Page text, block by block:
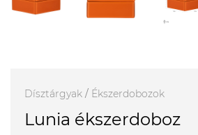
Dísztárgyak / Ékszerdobozok
Lunia ékszerdoboz